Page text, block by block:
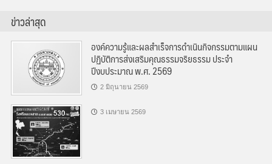
ข่าวล่าสุด
องค์ความรู้และผลสำเร็จการดำเนินกิจกรรมตามแผน
ปฏิบัติการส่งเสริมคุณธรรมจริยธรรม ประจำ
ปีงบประมาณ พ.ศ. 2569
2 มิถุนายน 2569
3 เมษายน 2569